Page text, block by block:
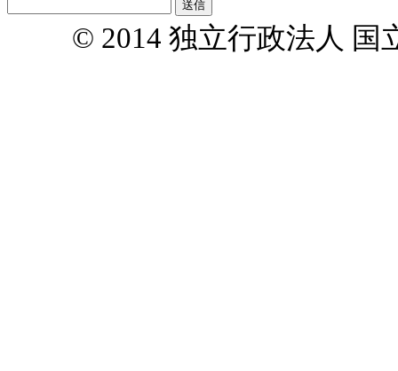
© 2014 独立行政法人 国